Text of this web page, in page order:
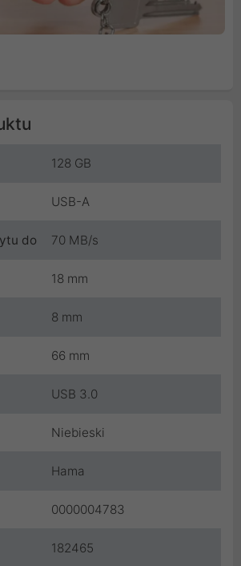
128 GB
USB-A
do 70 MB/s
18 mm
8 mm
66 mm
USB 3.0
Niebieski
Hama
0000004783
182465